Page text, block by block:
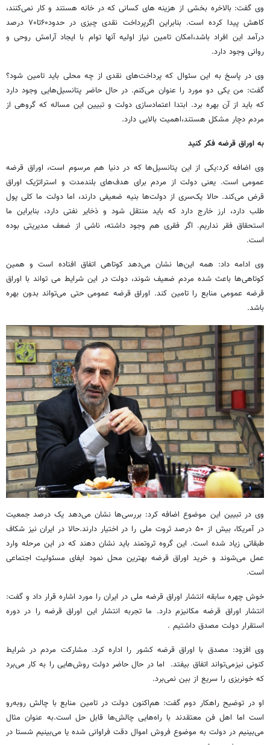
وی گفت: بالاخره بخشی از هزینه های کسانی که در خانه هستند و کار نمی‌کنند،
کاهش پیدا کرده است. بنابراین اگرپرداخت نقدی چیزی در حدود۶۰تا۷۰ درصد
درآمد این افراد باشد،امکان تامین نیاز اولیه آنها توام با ایجاد آرامش روحی و
روانی وجود دارد.
وی در پاسخ به این سئوال که پرداخت‌های نقدی از چه محلی باید تامین شود؟
گفت: من یکی دو مورد را عنوان می‌کنم. در حال حاضر پتانسیل‌هایی وجود دارد
که باید از آن بهره برد. ابتدا اعتمادسازی دولت و تبیین این مساله که گروهی از
مردم دچار مشکل هستند،اهمیت بالایی دارد.
به اوراق قرضه فکر کنید
وی اضافه کرد:یکی از این پتانسیل‌ها که در دنیا هم مرسوم است، اوراق قرضه
عمومی است. یعنی دولت از مردم برای هدف‌های بلندمدت و استراتژیک اوراق
قرض می‌کند. حالا یک‌سری از دولت‌ها بنیه ضعیفی دارند، اما دولت ما کلی پول
طلب دارد، ارز خارج دارد که باید منتقل شود و ذخایر نفتی دارد، بنابراین ما
استحقاق فقر نداریم. اگر فقری هم وجود داشته، ناشی از ضعف مدیریتی بوده
است.
وی ادامه داد: همه این‌ها نشان می‌دهد کوتاهی اتفاق افتاده است و همین
کوتاهی‌ها باعث شده مردم ضعیف شوند، دولت در این شرایط می تواند با اوراق
قرضه عمومی منابع را تامین کند. اوراق قرضه عمومی حتی می‌تواند بدون بهره
باشد.
وی در تبیین این موضوع اضافه کرد: بررسی‌ها نشان می‌دهد یک درصد جمعیت
در آمریکا، بیش از ۵۰ درصد ثروت ملی را در اختیار دارند.حالا در ایران نیز شکاف
طبقاتی زیاد شده است. این گروه ثروتمند باید نشان دهند که در این مرحله وارد
عمل می‌شوند و خرید اوراق قرضه بهترین محل نمود ایفای مسئولیت اجتماعی
است.
خوش چهره سابقه انتشار اوراق قرضه ملی در ایران را مورد اشاره قرار داد و گفت:
انتشار اوراق قرضه مکانیزم دارد. ما تجربه انتشار این اوراق قرضه را در دوره
استقرار دولت مصدق داشتیم .
وی افزود: مصدق با اوراق قرضه کشور را اداره کرد. مشارکت مردم در شرایط
کنونی نیزمی‌تواند اتفاق بیفتد. اما در حال حاضر دولت روش‌هایی را به کار می‌برد
که خونریزی را سریع از بین نمی‌برد.
او در توضیح راهکار دوم گفت: هم‌اکنون دولت در تامین منابع با چالش روبه‌رو
است اما اهل فن معتقدند با راه‌هایی چالش‌ها قابل حل است.به عنوان مثال
می‌بینیم در دولت به موضوع فروش اموال دقت فراوانی شده یا می‌بینیم شستا در